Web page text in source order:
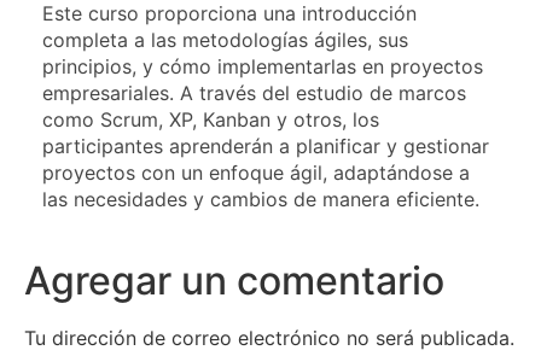
Este curso proporciona una introducción
completa a las metodologías ágiles, sus
principios, y cómo implementarlas en proyectos
empresariales. A través del estudio de marcos
como Scrum, XP, Kanban y otros, los
participantes aprenderán a planificar y gestionar
proyectos con un enfoque ágil, adaptándose a
las necesidades y cambios de manera eficiente.
Agregar un comentario
Tu dirección de correo electrónico no será publicada.